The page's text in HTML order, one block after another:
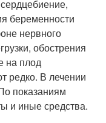
беременности
нервного
обострения
на плод
редко. В лечении
показаниям
и иные средства.